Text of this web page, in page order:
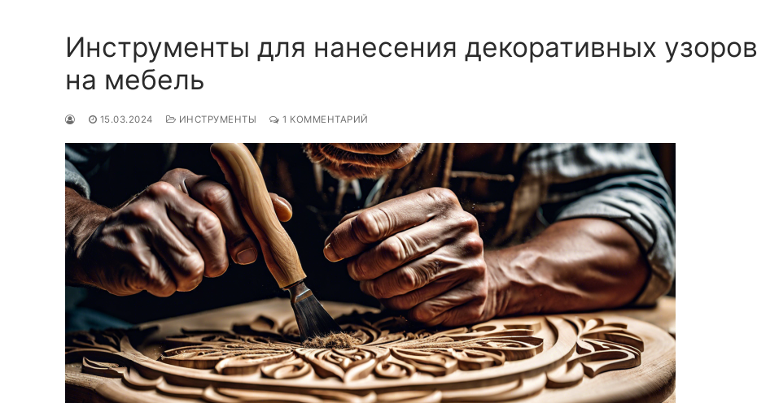
Инструменты для нанесения декоративных узоров
на мебель
15.03.2024 ИНСТРУМЕНТЫ 1 КОММЕНТАРИЙ